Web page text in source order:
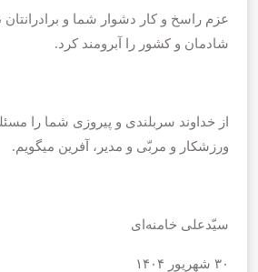
عزم راسخ و کار دشوار شما و برادرانتان
شادمان و کشور را آبرومند کرد.
از خداوند سربلندی و پیروزی شما را
ورزشکار و مربّی و مدیر، آفرین میگویم.
سیّدعلی خامنه‌ای
۳۰ شهریور ۱۴۰۴